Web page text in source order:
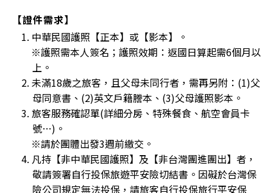
【證件需求】
1. 中華民國護照【正本】或【影本】。
※護照需本人簽名；護照效期：返國日算起需6個月以
上。
2. 未滿18歲之旅客，且父母未同行者，需再另附：(1)父
母同意書、(2)英文戶籍謄本、(3)父母護照影本。
3. 旅客服務確認單(詳細分房、特殊餐食、航空會員卡
號…)。
※請於團體出發3週前繳交。
4. 凡持【非中華民國護照】及【非台灣團進團出】者，
敬請簽署自行投保旅遊平安險切結書。因礙於台灣保
險公司規定無法投保，請旅客自行投保旅行平安保